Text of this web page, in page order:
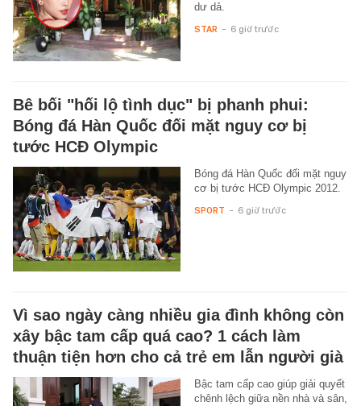
dư dả.
STAR - 6 giờ trước
Bê bối "hối lộ tình dục" bị phanh phui:
Bóng đá Hàn Quốc đối mặt nguy cơ bị
tước HCĐ Olympic
Bóng đá Hàn Quốc đối mặt nguy
cơ bị tước HCĐ Olympic 2012.
SPORT - 6 giờ trước
Vì sao ngày càng nhiều gia đình không còn
xây bậc tam cấp quá cao? 1 cách làm
thuận tiện hơn cho cả trẻ em lẫn người già
Bậc tam cấp cao giúp giải quyết
chênh lệch giữa nền nhà và sân,